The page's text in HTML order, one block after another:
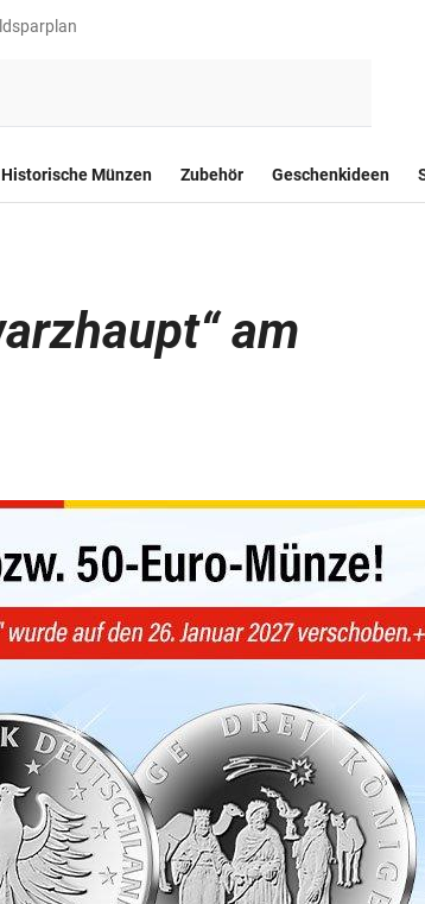
Historische Münzen Zubehör Geschenkideen
am